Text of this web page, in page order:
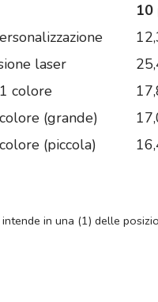
10
laser
colore
(grande)
(piccola)
in una (1) delle